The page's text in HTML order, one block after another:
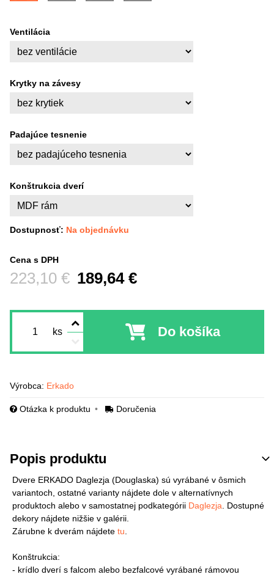
Ventilácia
Krytky na závesy
Padajúce tesnenie
Konštrukcia dverí
Dostupnosť: Na objednávku
Cena s DPH
189,64 €
Pred zľavou:
223,10 €
ks Do košíka
Výrobca: Erkado
Otázka k produktu Doručenia
Popis produktu
Dvere ERKADO Daglezja (Douglaska) sú vyrábané v ôsmich
variantoch, ostatné varianty nájdete dole v alternatívnych
produktoch alebo v samostatnej podkategórii Daglezja . Dostupné
dekory nájdete nižšie v galérii.
Zárubne k dverám nájdete tu
Konštrukcia:
- krídlo dverí s falcom alebo bezfalcové vyrábané rámovou